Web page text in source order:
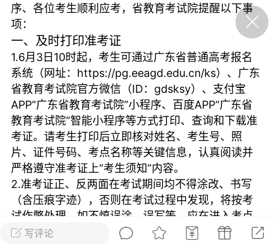
骑电动车、摩托车请注意，
丰顺公安发布告知书
陌上悠竹 0
丰顺民生
稀动物，警力接
0
招工
薪资上调｜正式工直招 福
利奖金多多
陌上悠竹
人物
写评论
序、各位考生顺利应考，省教育考试院提醒以下事
项：
一、及时打印准考证
1.6月3日10时起，考生可通过广东省普通高考报名
系统（网址：https://pg.eeagd.edu.cn/ks）、广东
省教育考试院官方微信（ID：gdsksy）、支付宝
APP“广东省教育考试院”小程序、百度APP“广东省
教育考试院”智能小程序等方式打印、查询和下载准
考证。请考生打印后立即核对姓名、考生号、照
片、证件号码、考点名称等关键信息，认真阅读并
严格遵守准考证上“考生须知”内容。
2.准考证正、反两面在考试期间均不得涂改、书写
（含压痕字迹），否则在考试过程中发现，将按考
试作弊处理。如不慎误涂、误写等，应在进入考点
封闭区前重新打印，确保准考证整洁合规。